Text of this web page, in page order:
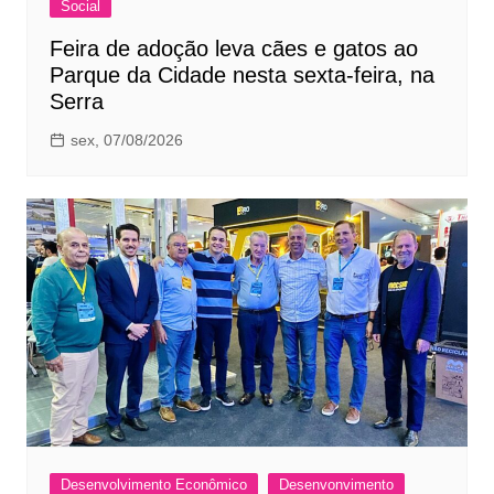
Social
Feira de adoção leva cães e gatos ao
Parque da Cidade nesta sexta-feira, na
Serra
sex, 07/08/2026
Desenvolvimento Econômico Desenvonvimento